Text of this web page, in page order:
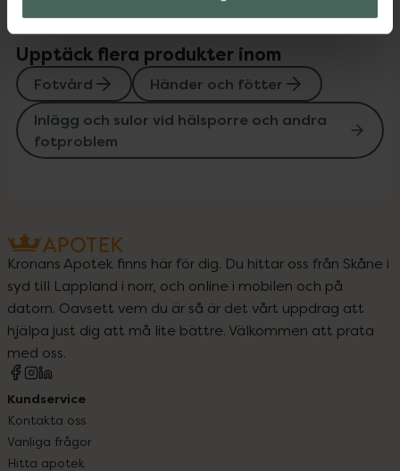
Upptäck flera produkter inom
Fotvård
Händer och fötter
Inlägg och sulor vid hälsporre och andra
fotproblem
Kronans Apotek finns här för dig. Du hittar oss från Skåne i
syd till Lappland i norr, och online i mobilen och på
datorn. Oavsett vem du är så är det vårt uppdrag att
hjälpa just dig att må lite bättre. Välkommen att prata
med oss.
Kundservice
Kontakta oss
Vanliga frågor
Hitta apotek